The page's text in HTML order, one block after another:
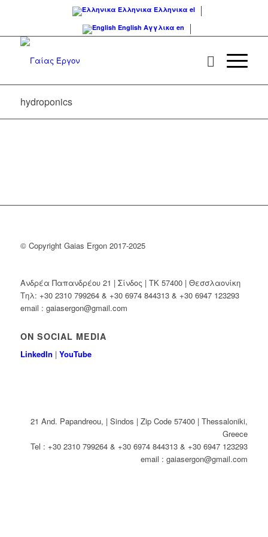
Ελληνικα Ελληνικα el
English Αγγλικα en
hydroponics
© Copyright Gaias Ergon 2017-2025
Ανδρέα Παπανδρέου 21 | Σίνδος | ΤΚ 57400 | Θεσσλαονίκη
Τηλ: +30 2310 799264 & +30 6974 844313 & +30 6947 123293
email : gaiasergon@gmail.com
ON SOCIAL MEDIA
LinkedIn | YouTube
21 And. Papandreou, | Sindos | Zip Code 57400 | Thessaloniki,
Greece
Tel : +30 2310 799264 & +30 6974 844313 & +30 6947 123293
email : gaiasergon@gmail.com